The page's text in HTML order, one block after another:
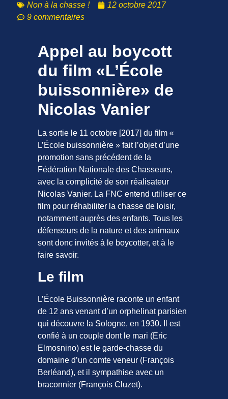
Non à la chasse !
12 octobre 2017
9 commentaires
Appel au boycott
du film «L’École
buissonnière» de
Nicolas Vanier
La sortie le 11 octobre [2017] du film «
L’École buissonnière » fait l’objet d’une
promotion sans précédent de la
Fédération Nationale des Chasseurs,
avec la complicité de son réalisateur
Nicolas Vanier. La FNC entend utiliser ce
film pour réhabiliter la chasse de loisir,
notamment auprès des enfants. Tous les
défenseurs de la nature et des animaux
sont donc invités à le boycotter, et à le
faire savoir.
Le film
L’École Buissonnière raconte un enfant
de 12 ans venant d’un orphelinat parisien
qui découvre la Sologne, en 1930. Il est
confié à un couple dont le mari (Eric
Elmosnino) est le garde-chasse du
domaine d’un comte veneur (François
Berléand), et il sympathise avec un
braconnier (François Cluzet).